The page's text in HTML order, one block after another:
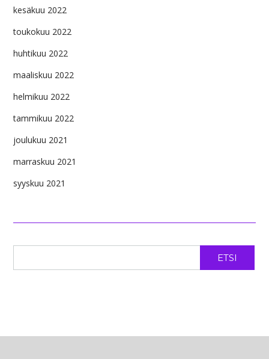
kesäkuu 2022
toukokuu 2022
huhtikuu 2022
maaliskuu 2022
helmikuu 2022
tammikuu 2022
joulukuu 2021
marraskuu 2021
syyskuu 2021
ETSI